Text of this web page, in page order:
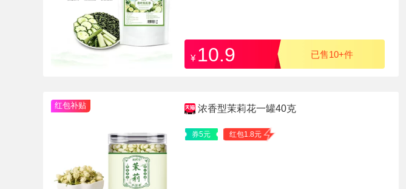
¥ 10.9 已售10+件
红包补贴 浓香型茉莉花一罐40克
券5元 红包1.8元